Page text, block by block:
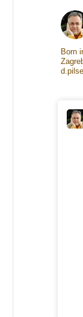
Born